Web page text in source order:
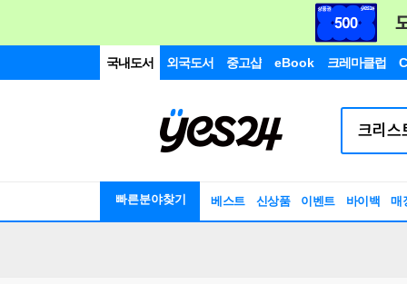
국내도서 외국도서 중고샵 eBook 크레마클럽
빠른분야찾기 베스트 신상품 이벤트 바이백 매